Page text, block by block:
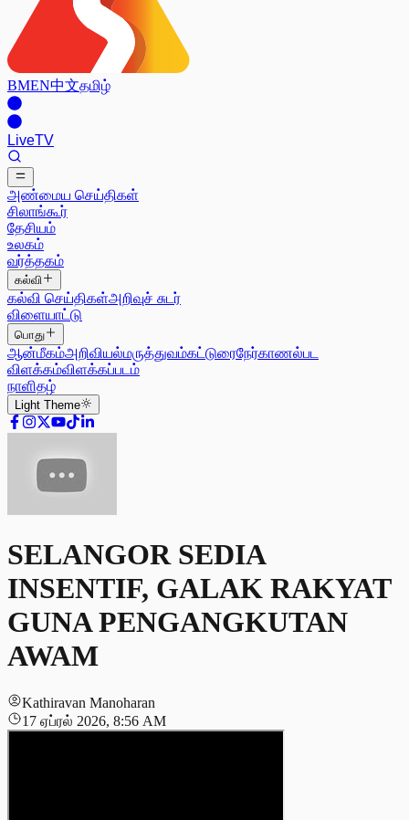
BMEN中文தமிழ்
LiveTV
அண்மைய செய்திகள்
சிலாங்கூர்
தேசியம்
உலகம்
வர்த்தகம்
கல்வி
கல்வி செய்திகள்அறிவுச் சுடர்
விளையாட்டு
பொது
ஆன்மீகம்அறிவியல்மருத்துவம்கட்டுரைநேர்காணல்பட
விளக்கம்விளக்கப்படம்
நாளிதழ்
Light Theme
SELANGOR SEDIA
INSENTIF, GALAK RAKYAT
GUNA PENGANGKUTAN
AWAM
Kathiravan Manoharan
17 ஏப்ரல் 2026, 8:56 AM